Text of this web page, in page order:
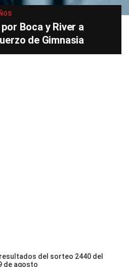
Boca y River a
de Gimnasia
del sorteo 2440 del
de agosto